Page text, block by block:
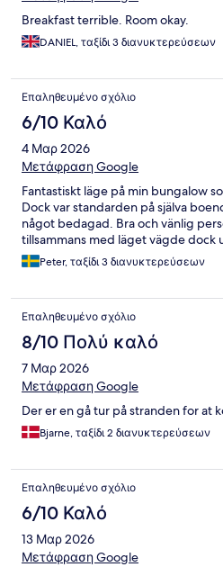
Breakfast terrible. Room okay.
DANIEL, ταξίδι 3 διανυκτερεύσεων
Επαληθευμένο σχόλιο
6/10 Καλό
4 Μαρ 2026
Μετάφραση Google
Fantastiskt läge på min bungalow
Dock var standarden på själva
något bedagad. Bra och vänlig
tillsammans med läget vägde dock
Peter, ταξίδι 3 διανυκτερεύσεων
Επαληθευμένο σχόλιο
8/10 Πολύ καλό
7 Μαρ 2026
Μετάφραση Google
Der er en gå tur på stranden for at
Bjarne, ταξίδι 2 διανυκτερεύσεων
Επαληθευμένο σχόλιο
6/10 Καλό
13 Μαρ 2026
Μετάφραση Google